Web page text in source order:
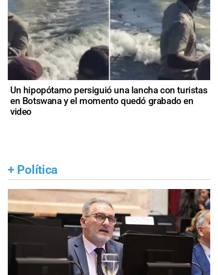
Un hipopótamo persiguió una lancha con turistas
en Botswana y el momento quedó grabado en
video
+ Política